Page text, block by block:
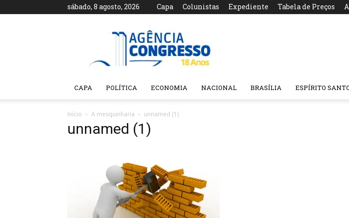
sábado, 8 agosto, 2026 Capa Colunistas Expediente Tabela de Preços
Agência
CAPA POLÍTICA ECONOMIA NACIONAL BRASÍLIA ESPÍRITO
Início A mesquinharia unnamed (1)
unnamed (1)